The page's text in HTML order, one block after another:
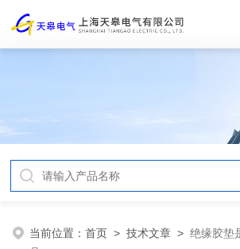
当前位置：首页 >技术文章 >绝缘胶垫